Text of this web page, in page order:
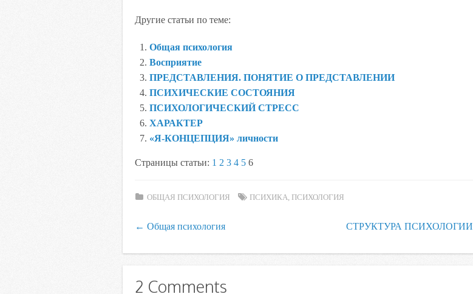
c
b
o
o
i
t
e
r
a
s
p
u
a
Другие статьи по теме:
Общая психология
Восприятие
ПРЕДСТАВЛЕНИЯ. ПОНЯТИЕ О ПРЕДСТАВЛЕНИИ
ПСИХИЧЕСКИЕ СОСТОЯНИЯ
ПСИХОЛОГИЧЕСКИЙ СТРЕСС
ХАРАКТЕР
«Я-КОНЦЕПЦИЯ» личности
Страницы статьи: 1 2 3 4 5 6
ОБЩАЯ ПСИХОЛОГИЯ ПСИХИКА, ПСИХОЛОГИЯ
← Общая психология СТРУКТУРА ПСИХОЛОГИИ
2 Comments